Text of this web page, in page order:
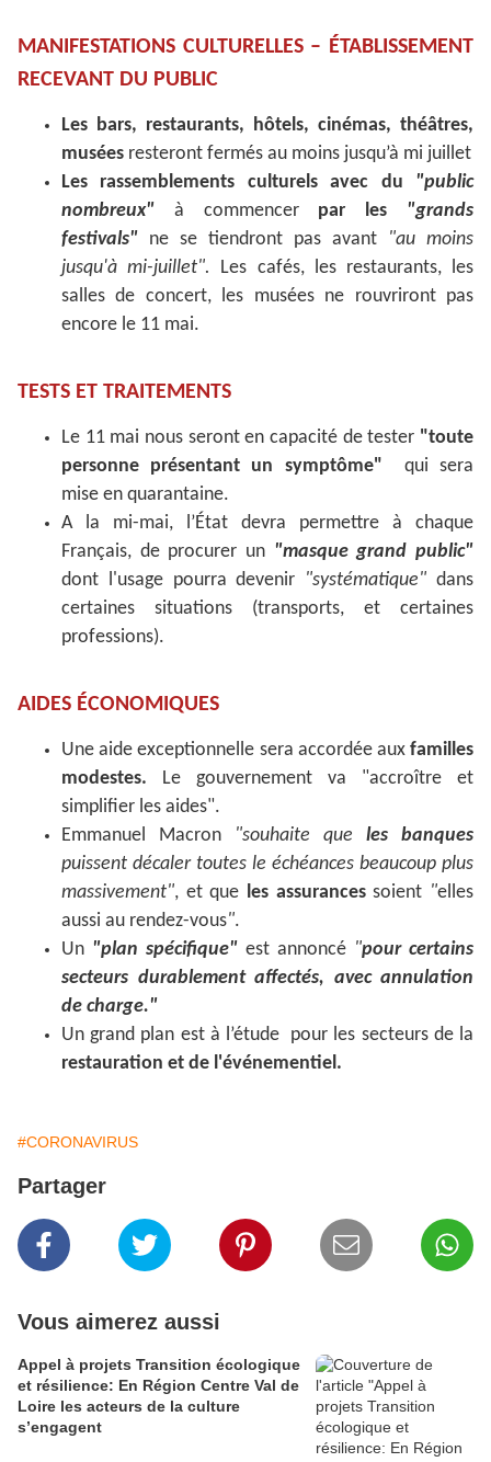
MANIFESTATIONS CULTURELLES – ÉTABLISSEMENT
RECEVANT DU PUBLIC
Les bars, restaurants, hôtels, cinémas, théâtres,
musées resteront fermés au moins jusqu’à mi juillet
Les rassemblements culturels avec du "public
nombreux"
à commencer par les "grands
festivals"
ne se tiendront pas avant
"au moins
jusqu'à mi-juillet". Les cafés, les restaurants, les
salles de concert, les musées ne rouvriront pas
encore le 11 mai.
TESTS ET TRAITEMENTS
Le 11 mai nous seront en capacité de tester "toute
personne présentant un symptôme" qui sera
mise en quarantaine.
A la mi-mai, l’État devra permettre à chaque
Français, de procurer un "masque grand public"
dont l'usage pourra devenir "systématique" dans
certaines situations (transports, et certaines
professions).
AIDES ÉCONOMIQUES
Une aide exceptionnelle sera accordée aux familles
modestes. Le gouvernement va "accroître et
simplifier les aides".
Emmanuel Macron
"souhaite que les banques
puissent décaler toutes le échéances beaucoup plus
massivement", et que les assurancessoient "elles
aussi au rendez-vous".
Un "plan spécifique" est annoncé "pour certains
secteurs durablement affectés, avec annulation
de charge."
Un grand plan est à l’étude pour les secteurs de la
restauration et de l'événementiel.
#CORONAVIRUS
Partager
Vous aimerez aussi
Appel à projets Transition écologique
et résilience: En Région Centre Val de
Loire les acteurs de la culture
s’engagent